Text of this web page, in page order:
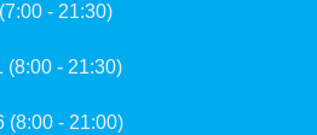
(7:00 - 21:30)
(8:00 - 21:30)
(8:00 - 21:00)